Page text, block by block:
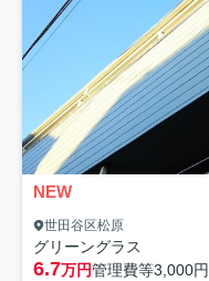
NEW
世田谷区松原
グリーングラス
6.7万円管理費等3,000円